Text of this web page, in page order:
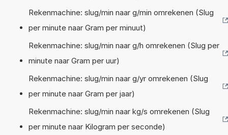
Rekenmachine: slug/min naar g/min omrekenen (Slug
per minute naar Gram per minuut)
Rekenmachine: slug/min naar g/h omrekenen (Slug per
minute naar Gram per uur)
Rekenmachine: slug/min naar g/yr omrekenen (Slug
per minute naar Gram per jaar)
Rekenmachine: slug/min naar kg/s omrekenen (Slug
per minute naar Kilogram per seconde)